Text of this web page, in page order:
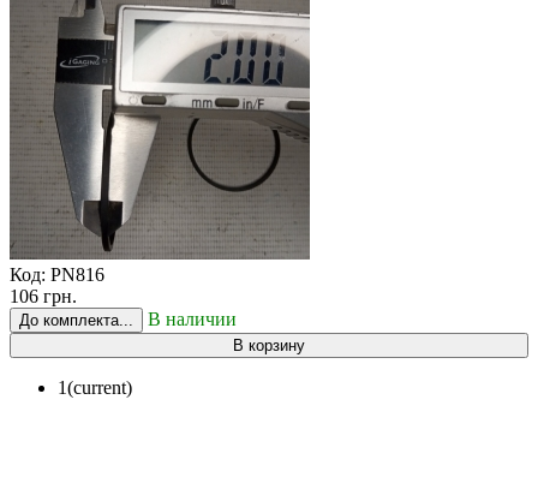
Код: PN816
106 грн.
До комплекта... В наличии
В корзину
1(current)